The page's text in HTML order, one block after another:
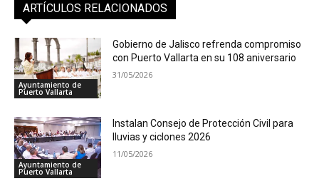
ARTÍCULOS RELACIONADOS
Ayuntamiento de
Puerto Vallarta
Gobierno de Jalisco refrenda compromiso
con Puerto Vallarta en su 108 aniversario
31/05/2026
Ayuntamiento de
Puerto Vallarta
Instalan Consejo de Protección Civil para
lluvias y ciclones 2026
11/05/2026